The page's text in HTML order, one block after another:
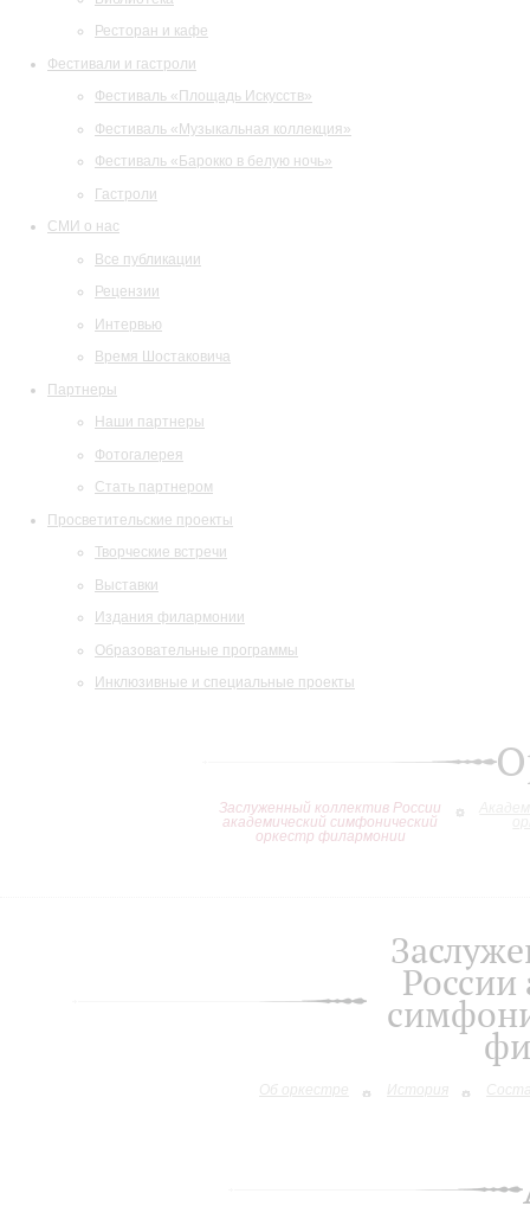
Ресторан и кафе
Фестивали и гастроли
Фестиваль «Площадь Искусств»
Фестиваль «Музыкальная коллекция»
Фестиваль «Барокко в белую ночь»
Гастроли
СМИ о нас
Все публикации
Рецензии
Интервью
Время Шостаковича
Партнеры
Наши партнеры
Фотогалерея
Стать партнером
Просветительские проекты
Творческие встречи
Выставки
Издания филармонии
Образовательные программы
Инклюзивные и специальные проекты
Заслуженный коллектив России
академический симфонический
оркестр филармонии
Об оркестре История